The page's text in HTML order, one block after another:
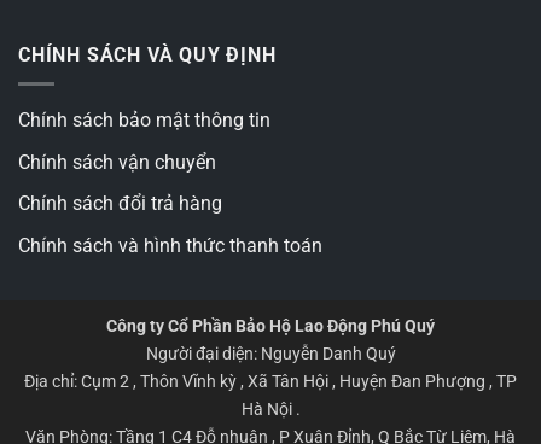
CHÍNH SÁCH VÀ QUY ĐỊNH
Chính sách bảo mật thông tin
Chính sách vận chuyển
Chính sách đổi trả hàng
Chính sách và hình thức thanh toán
Công ty Cổ Phần Bảo Hộ Lao Động Phú Quý
Người đại diện: Nguyễn Danh Quý
Địa chỉ: Cụm 2 , Thôn Vĩnh kỳ , Xã Tân Hội , Huyện Đan Phượng , TP
Hà Nội .
Văn Phòng: Tầng 1 C4 Đỗ nhuận , P Xuân Đỉnh, Q Bắc Từ Liêm, Hà